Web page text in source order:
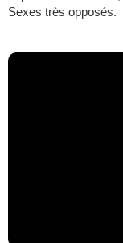
Sexes très opposés.